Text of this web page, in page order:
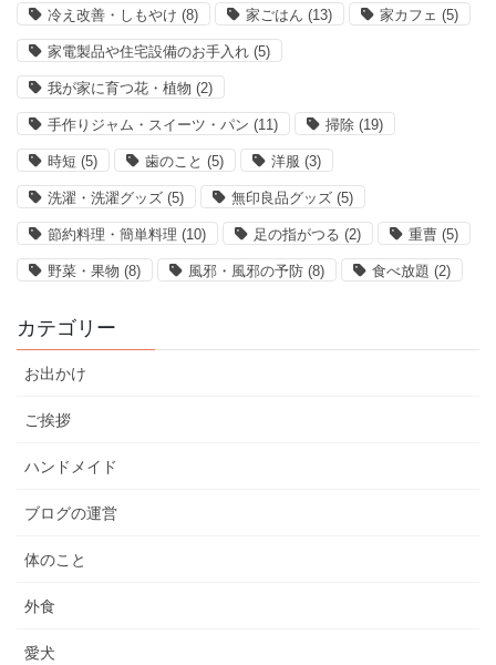
冷え改善・しもやけ (8) 家ごはん (13) 家カフェ (5)
家電製品や住宅設備のお手入れ (5)
我が家に育つ花・植物 (2)
手作りジャム・スイーツ・パン (11) 掃除 (19)
時短 (5) 歯のこと (5) 洋服 (3)
洗濯・洗濯グッズ (5) 無印良品グッズ (5)
節約料理・簡単料理 (10) 足の指がつる (2) 重曹 (5)
野菜・果物 (8) 風邪・風邪の予防 (8) 食べ放題 (2)
カテゴリー
お出かけ
ご挨拶
ハンドメイド
ブログの運営
体のこと
外食
愛犬